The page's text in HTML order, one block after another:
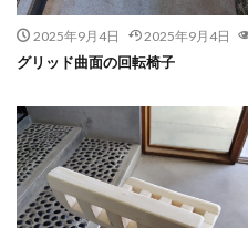
2025年9月4日 2025年9月4日
グリッド曲面の回転椅子